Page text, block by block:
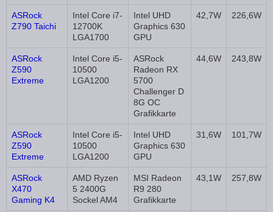
ASRock
Z790 Taichi
Intel Core i7-
12700K
LGA1700
Intel UHD
Graphics 630
GPU
42,7W 226,6W
ASRock
Z590
Extreme
Intel Core i5-
10500
LGA1200
ASRock
Radeon RX
5700
Challenger D
8G OC
Grafikkarte
44,6W 243,8W
ASRock
Z590
Extreme
Intel Core i5-
10500
LGA1200
Intel UHD
Graphics 630
GPU
31,6W 101,7W
ASRock
X470
Gaming K4
AMD Ryzen
5 2400G
Sockel AM4
MSI Radeon
R9 280
Grafikkarte
43,1W 257,8W